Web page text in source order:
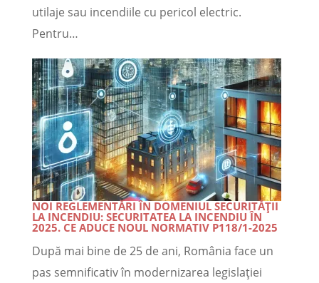
utilaje sau incendiile cu pericol electric.
Pentru…
NOI REGLEMENTĂRI ÎN DOMENIUL SECURITĂȚII
LA INCENDIU: SECURITATEA LA INCENDIU ÎN
2025. CE ADUCE NOUL NORMATIV P118/1-2025
După mai bine de 25 de ani, România face un
pas semnificativ în modernizarea legislației